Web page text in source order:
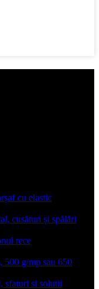
cu elastic
cusături și spălări
rece
500 g/mp sau 650
sfaturi si solutii